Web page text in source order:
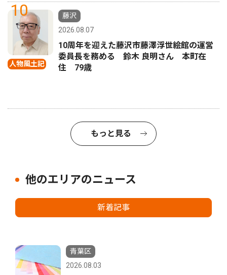
10
人物風土記
藤沢
2026.08.07
10周年を迎えた藤沢市藤澤浮世絵館の運営
委員長を務める 鈴木 良明さん 本町在
住 79歳
もっと見る
他のエリアのニュース
新着記事
青葉区
2026.08.03